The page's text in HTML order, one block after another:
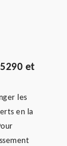
et
les
en la